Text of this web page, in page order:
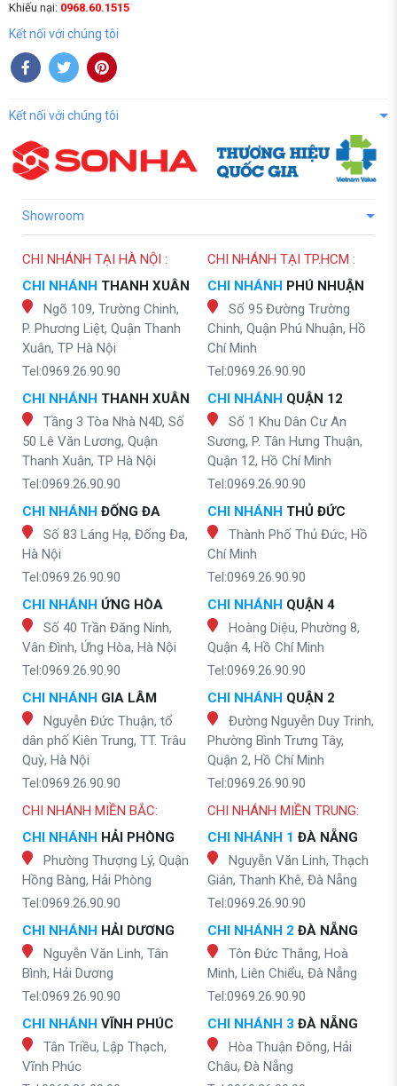
Khiếu nại: 0968.60.1515
Kết nối với chúng tôi
Kết nối với chúng tôi
Showroom
CHI NHÁNH TẠI HÀ NỘI :
CHI NHÁNH THANH XUÂN
Ngõ 109, Trường Chinh,
P. Phương Liệt, Quận Thanh
Xuân, TP Hà Nội
Tel:0969.26.90.90
CHI NHÁNH THANH XUÂN
Tầng 3 Tòa Nhà N4D, Số
50 Lê Văn Lương, Quận
Thanh Xuân, TP Hà Nội
Tel:0969.26.90.90
CHI NHÁNH ĐỐNG ĐA
Số 83 Láng Hạ, Đống Đa,
Hà Nội
Tel:0969.26.90.90
CHI NHÁNH ỨNG HÒA
Số 40 Trần Đăng Ninh,
Vân Đình, Ứng Hòa, Hà Nội
Tel:0969.26.90.90
CHI NHÁNH GIA LÂM
Nguyễn Đức Thuận, tổ
dân phố Kiên Trung, TT. Trâu
Quỳ, Hà Nội
Tel:0969.26.90.90
CHI NHÁNH TẠI TP.HCM :
CHI NHÁNH PHÚ NHUẬN
Số 95 Đường Trường
Chinh, Quận Phú Nhuận, Hồ
Chí Minh
Tel:0969.26.90.90
CHI NHÁNH QUẬN 12
Số 1 Khu Dân Cư An
Sương, P. Tân Hưng Thuận,
Quận 12, Hồ Chí Minh
Tel:0969.26.90.90
CHI NHÁNH THỦ ĐỨC
Thành Phố Thủ Đức, Hồ
Chí Minh
Tel:0969.26.90.90
CHI NHÁNH QUẬN 4
Hoàng Diệu, Phường 8,
Quận 4, Hồ Chí Minh
Tel:0969.26.90.90
CHI NHÁNH QUẬN 2
Đường Nguyễn Duy Trinh,
Phường Bình Trưng Tây,
Quận 2, Hồ Chí Minh
Tel:0969.26.90.90
CHI NHÁNH MIỀN BẮC:
CHI NHÁNH HẢI PHÒNG
Phường Thượng Lý, Quận
Hồng Bàng, Hải Phòng
Tel:0969.26.90.90
CHI NHÁNH HẢI DƯƠNG
Nguyễn Văn Linh, Tân
Bình, Hải Dương
Tel:0969.26.90.90
CHI NHÁNH VĨNH PHÚC
Tân Triều, Lập Thạch,
Vĩnh Phúc
CHI NHÁNH MIỀN TRUNG:
CHI NHÁNH 1 ĐÀ NẴNG
Nguyễn Văn Linh, Thạch
Gián, Thanh Khê, Đà Nẵng
Tel:0969.26.90.90
CHI NHÁNH 2 ĐÀ NẴNG
Tôn Đức Thắng, Hoà
Minh, Liên Chiểu, Đà Nẵng
Tel:0969.26.90.90
CHI NHÁNH 3 ĐÀ NẴNG
Hòa Thuận Đông, Hải
Châu, Đà Nẵng